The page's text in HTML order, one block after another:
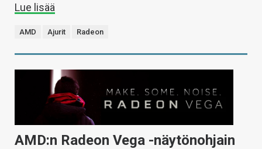
Lue lisää
AMD Ajurit Radeon
AMD:n Radeon Vega -näytönohjain